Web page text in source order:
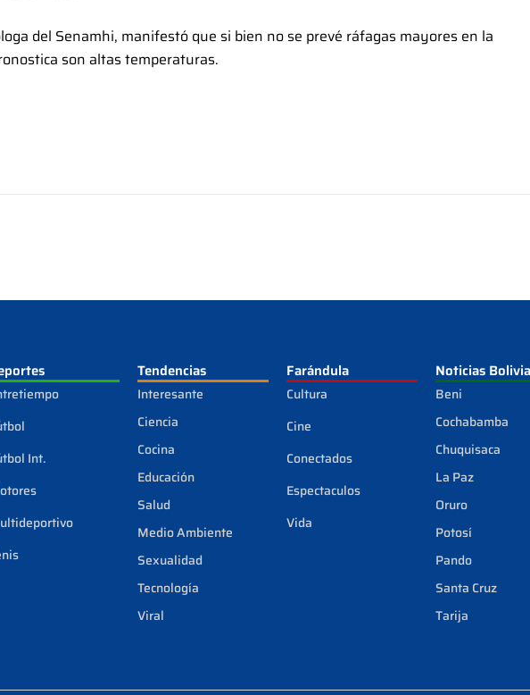
del Senamhi, manifestó que si bien no se prevé ráfagas mayores en la
son altas temperaturas.
Int.
Tendencias
Interesante
Ciencia
Cocina
Educación
Salud
Medio Ambiente
Sexualidad
Tecnología
Viral
Farándula
Cultura
Cine
Conectados
Espectaculos
Vida
Noticias Bolivia
Beni
Cochabamba
Chuquisaca
La Paz
Oruro
Potosí
Pando
Santa Cruz
Tarija